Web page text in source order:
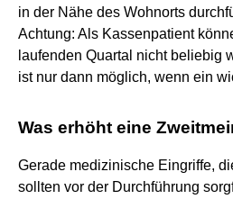
in der Nähe des Wohnorts
Achtung: Als Kassenpatient
laufenden Quartal nicht beliebig
ist nur dann möglich, wenn ein
Was erhöht eine
Gerade medizinische Eingriffe,
sollten vor der Durchführung